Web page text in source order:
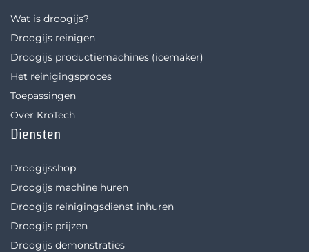
Wat is droogijs?
Droogijs reinigen
Droogijs productiemachines (icemaker)
Het reinigingsproces
Toepassingen
Over KroTech
Diensten
Droogijsshop
Droogijs machine huren
Droogijs reinigingsdienst inhuren
Droogijs prijzen
Droogijs demonstraties